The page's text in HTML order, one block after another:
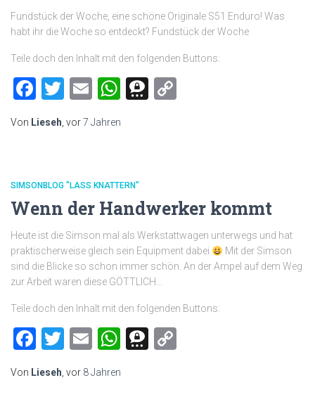
Fundstück der Woche, eine schöne Originale S51 Enduro! Was
habt ihr die Woche so entdeckt? Fundstück der Woche
Teile doch den Inhalt mit den folgenden Buttons:
Facebook
Twitter
EmailWhatsApp
Threema
Von Lieseh, vor7 Jahren
SIMSONBLOG "LASS KNATTERN"
Wenn der Handwerker kommt
Heute ist die Simson mal als Werkstattwagen unterwegs und hat
praktischerweise gleich sein Equipment dabei
Mit der Simson
sind die Blicke so schon immer schön. An der Ampel auf dem Weg
zur Arbeit waren diese GÖTTLICH…
Teile doch den Inhalt mit den folgenden Buttons:
Facebook
Twitter
EmailWhatsApp
Threema
Von Lieseh, vor 8 Jahren